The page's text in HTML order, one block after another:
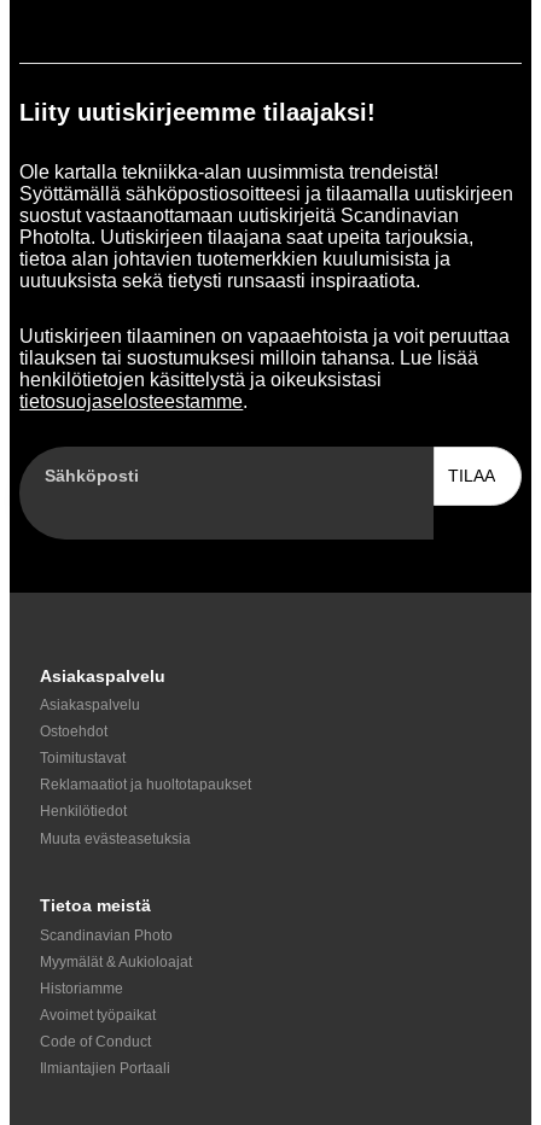
Liity uutiskirjeemme tilaajaksi!
Ole kartalla tekniikka-alan uusimmista trendeistä!
Syöttämällä sähköpostiosoitteesi ja tilaamalla uutiskirjeen
suostut vastaanottamaan uutiskirjeitä Scandinavian
Photolta. Uutiskirjeen tilaajana saat upeita tarjouksia,
tietoa alan johtavien tuotemerkkien kuulumisista ja
uutuuksista sekä tietysti runsaasti inspiraatiota.
Uutiskirjeen tilaaminen on vapaaehtoista ja voit peruuttaa
tilauksen tai suostumuksesi milloin tahansa. Lue lisää
henkilötietojen käsittelystä ja oikeuksistasi
tietosuojaselosteestamme.
Sähköposti TILAA
Asiakaspalvelu
Asiakaspalvelu
Ostoehdot
Toimitustavat
Reklamaatiot ja huoltotapaukset
Henkilötiedot
Muuta evästeasetuksia
Tietoa meistä
Scandinavian Photo
Myymälät & Aukioloajat
Historiamme
Avoimet työpaikat
Code of Conduct
Ilmiantajien Portaali